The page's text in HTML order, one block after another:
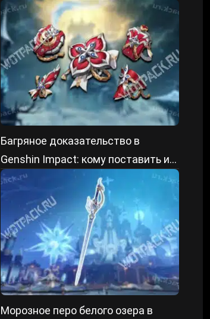
ГГ
Багряное доказательство в
Genshin Impact: кому поставить и
как получить
Морозное перо белого озера в